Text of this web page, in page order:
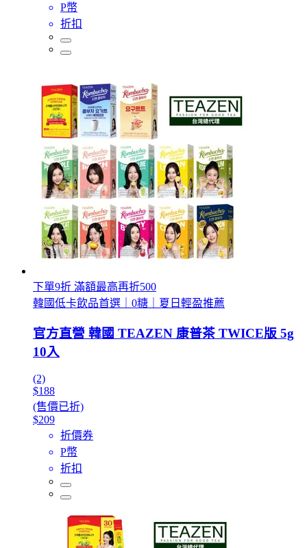
P幣
折扣
下單9折 滿額最高再折500
韓國低卡飲品首選｜0糖｜夏日輕盈推薦
官方直營 韓國 TEAZEN 康普茶 TWICE版 5g
10入
(2)
$188
(售價已折)
$209
折價券
P幣
折扣